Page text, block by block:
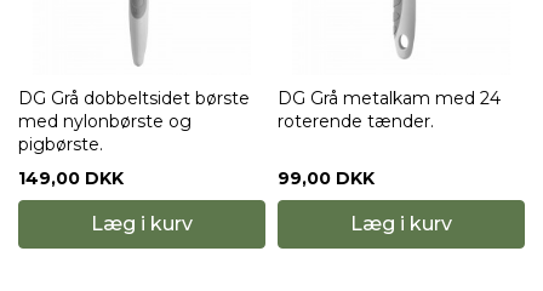
DG Grå dobbeltsidet børste
med nylonbørste og
pigbørste.
149,00 DKK
Læg i kurv
DG Grå metalkam med 24
roterende tænder.
99,00 DKK
Læg i kurv